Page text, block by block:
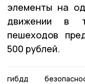
элементы на
движении в
пешеходов
500 рублей.
гибдд